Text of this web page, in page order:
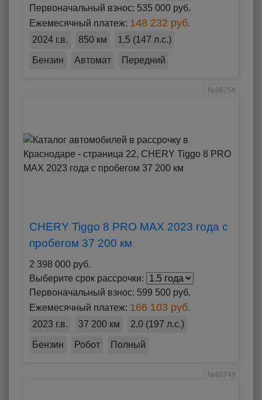
Первоначальный взнос: 535 000 руб.
Ежемесячный платеж: 148 232 руб.
2024 г.в. 850 км 1,5 (147 л.с.)
Бензин Автомат Передний
№86758
CHERY Tiggo 8 PRO MAX 2023 года с
пробегом 37 200 км
2 398 000 руб.
Выберите срок рассрочки:
Первоначальный взнос: 599 500 руб.
Ежемесячный платеж: 166 103 руб.
2023 г.в. 37 200 км 2,0 (197 л.с.)
Бензин Робот Полный
№86749